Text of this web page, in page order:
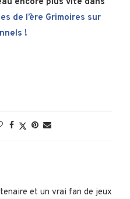
de l’ère Grimoires sur
!
et un vrai fan de jeux